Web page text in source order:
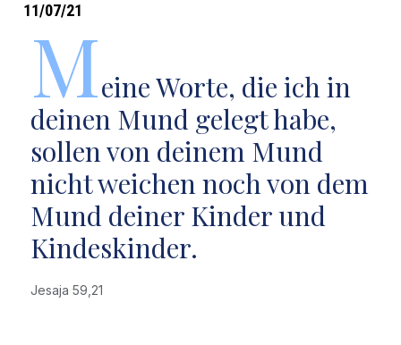
11/07/21
Meine Worte, die ich in
deinen Mund gelegt habe,
sollen von deinem Mund
nicht weichen noch von dem
Mund deiner Kinder und
Kindeskinder.
Jesaja 59,21